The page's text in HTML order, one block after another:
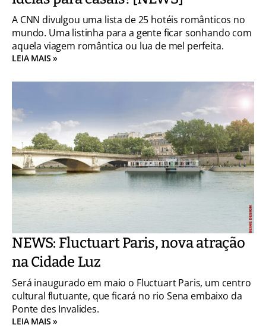
A CNN divulgou uma lista de 25 hotéis românticos no
mundo. Uma listinha para a gente ficar sonhando com
aquela viagem romântica ou lua de mel perfeita.
LEIA MAIS »
NEWS: Fluctuart Paris, nova atração
na Cidade Luz
Será inaugurado em maio o Fluctuart Paris, um centro
cultural flutuante, que ficará no rio Sena embaixo da
Ponte des Invalides.
LEIA MAIS »